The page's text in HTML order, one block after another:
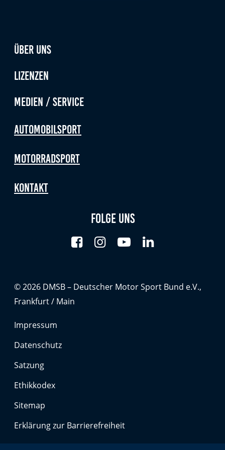
Über uns
Lizenzen
Medien / Service
Automobilsport
Motorradsport
Kontakt
Folge uns
© 2026 DMSB – Deutscher Motor Sport Bund e.V.,
Frankfurt / Main
Impressum
Datenschutz
Satzung
Ethikkodex
Sitemap
Erklärung zur Barrierefreiheit
Diese Cookies dienen zur Erhebung von Statistiken zur
24 Monate
Um Inhalte von Videoplattformen und weiteren externen
Diensten anzeigen zu können, werden von diesen ggf.
von Videos auf unserer Website gesetzt werden.
Google LLC
Zweck:
Cookies, die ggf. zur Einbettung und Bereitstellung
werden.
Marketing